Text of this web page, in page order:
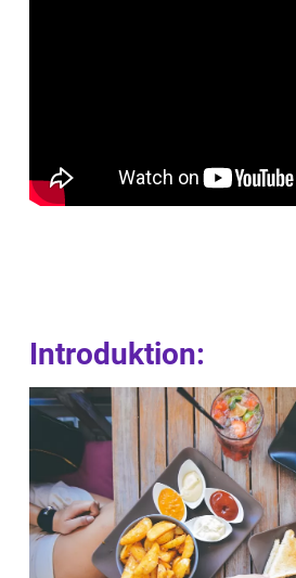
Introduktion: